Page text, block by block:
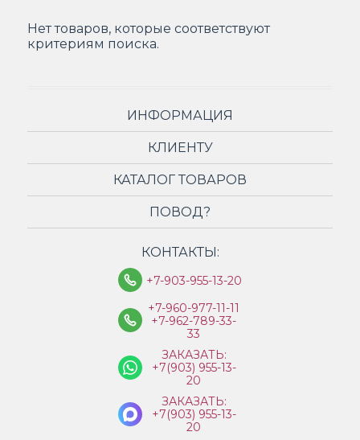
Нет товаров, которые соответствуют
критериям поиска.
ИНФОРМАЦИЯ
КЛИЕНТУ
КАТАЛОГ ТОВАРОВ
ПОВОД?
КОНТАКТЫ:
+7-903-955-13-20
+7-960-977-11-11
+7-962-789-33-
33
ЗАКАЗАТЬ:
+7(903) 955-13-
20
ЗАКАЗАТЬ:
+7(903) 955-13-
20